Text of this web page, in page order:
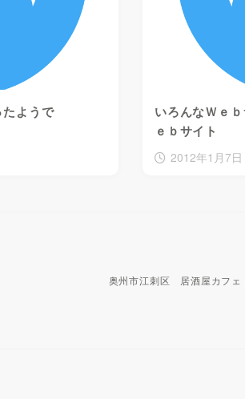
ようで
いろんなＷｅ
ｅｂサイト
2012年1月7日
奥州市江刺区 居酒屋カフ